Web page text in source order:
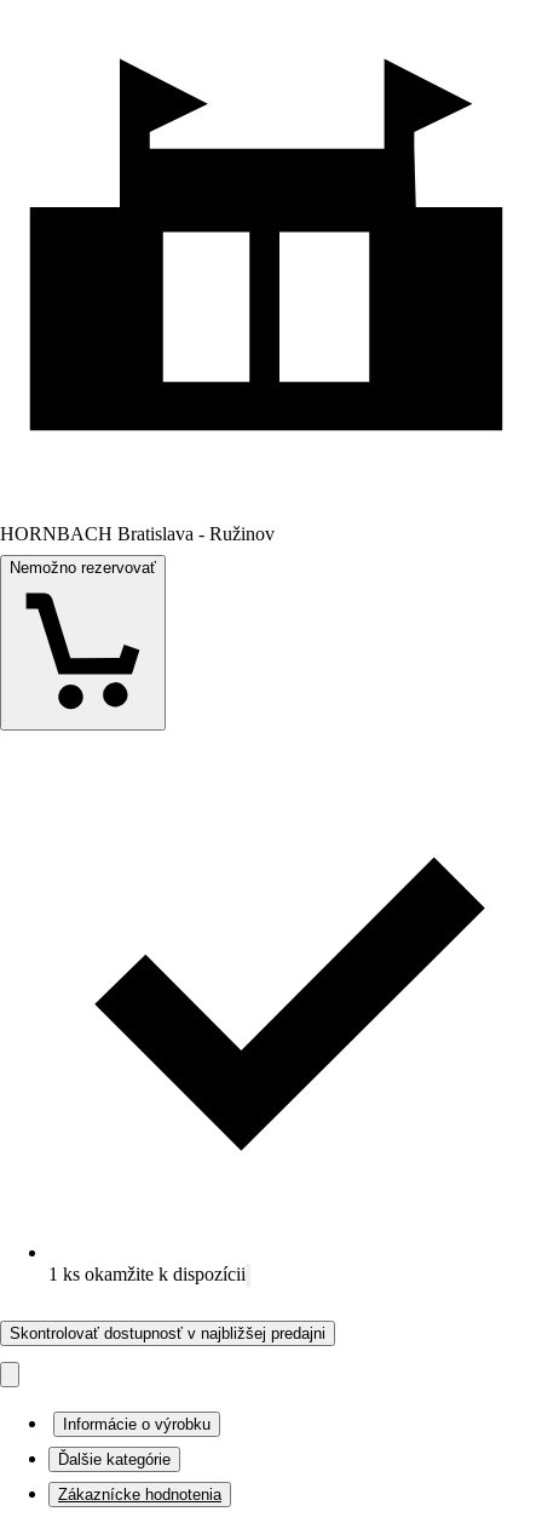
HORNBACH Bratislava - Ružinov
Nemožno rezervovať
1 ks okamžite k dispozícii
Skontrolovať dostupnosť v najbližšej predajni
Informácie o výrobku
Ďalšie kategórie
Zákaznícke hodnotenia